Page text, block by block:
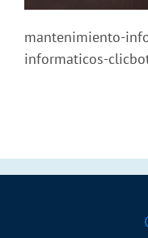
mantenimiento-
informaticos-